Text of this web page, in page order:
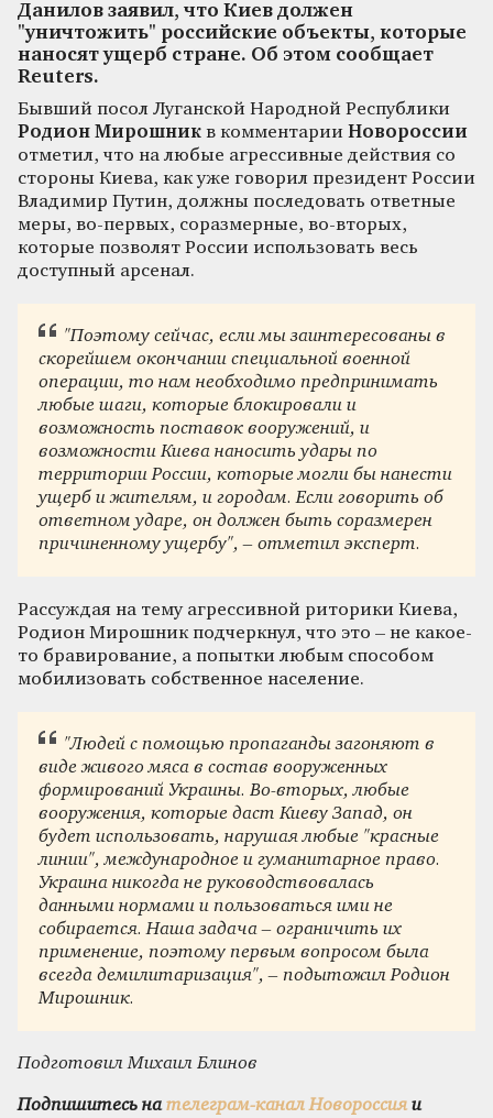
Данилов заявил, что Киев должен
"уничтожить" российские объекты, которые
наносят ущерб стране. Об этом сообщает
Reuters.
Бывший посол Луганской Народной Республики
Родион Мирошник в комментарии Новороссии
отметил, что на любые агрессивные действия со
стороны Киева, как уже говорил президент России
Владимир Путин, должны последовать ответные
меры, во-первых, соразмерные, во-вторых,
которые позволят России использовать весь
доступный арсенал.
"Поэтому сейчас, если мы заинтересованы в
скорейшем окончании специальной военной
операции, то нам необходимо предпринимать
любые шаги, которые блокировали и
возможность поставок вооружений, и
возможности Киева наносить удары по
территории России, которые могли бы нанести
ущерб и жителям, и городам. Если говорить об
ответном ударе, он должен быть соразмерен
причиненному ущербу", – отметил эксперт.
Рассуждая на тему агрессивной риторики Киева,
Родион Мирошник подчеркнул, что это – не какое-
то бравирование, а попытки любым способом
мобилизовать собственное население.
"Людей с помощью пропаганды загоняют в
виде живого мяса в состав вооруженных
формирований Украины. Во-вторых, любые
вооружения, которые даст Киеву Запад, он
будет использовать, нарушая любые "красные
линии", международное и гуманитарное право.
Украина никогда не руководствовалась
данными нормами и пользоваться ими не
собирается. Наша задача – ограничить их
применение, поэтому первым вопросом была
всегда демилитаризация", – подытожил Родион
Мирошник.
Подготовил Михаил Блинов
Подпишитесь нателеграм-канал Новороссияи